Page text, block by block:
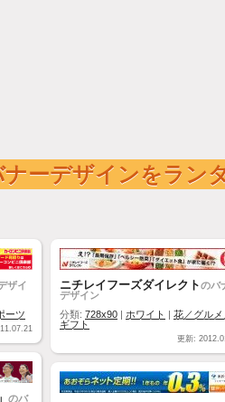
ーデザインをラン
ザイ
ーツ
ニチレイフーズダイレクトのバ
デザイン
分類: 728x90 ホワイト
花／グルメ
ギフト
更新:
のバ